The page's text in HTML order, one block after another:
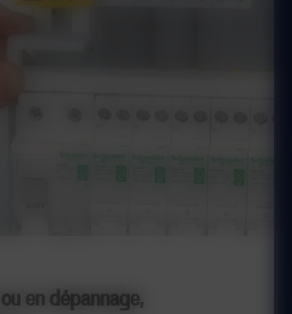
en dépannage,